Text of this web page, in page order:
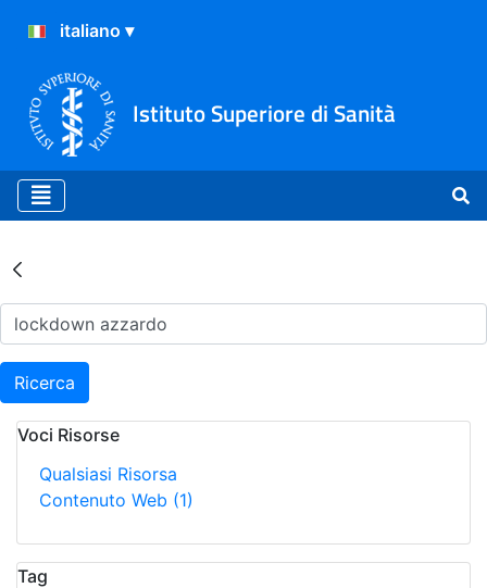
Istituto Superiore di Sanità
Risultati della Ricerca -
Ricerca
Voci Risorse
Qualsiasi Risorsa
Contenuto Web (1)
Tag